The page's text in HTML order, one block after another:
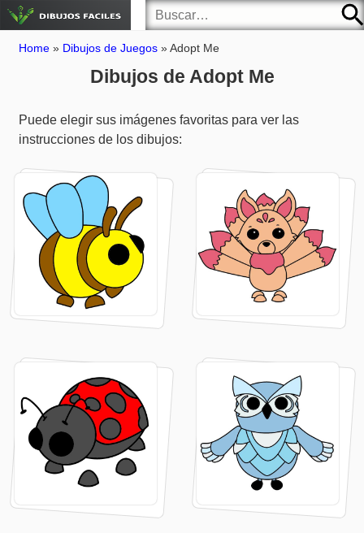
Home » Dibujos de Juegos »Adopt Me
Dibujos de Adopt Me
Puede elegir sus imágenes favoritas para ver las
instrucciones de los dibujos: